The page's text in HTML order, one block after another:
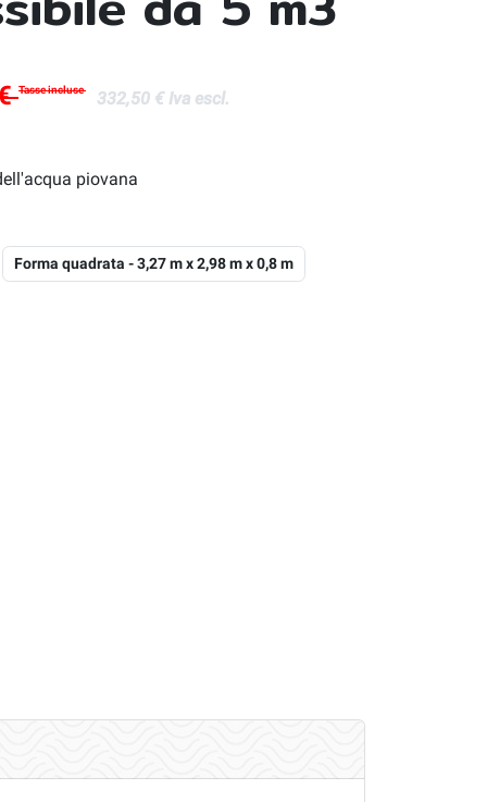
Tasse incluse
332,50 € Iva escl.
piovana
Forma quadrata - 3,27 m x 2,98 m x 0,8 m